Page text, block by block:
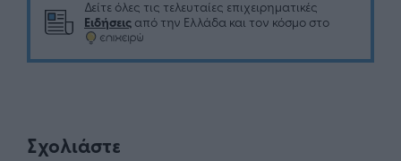
Δείτε όλες τις τελευταίες επιχειρηματικές
Ειδήσεις από την Ελλάδα και τον κόσμο στο
Σχολιάστε